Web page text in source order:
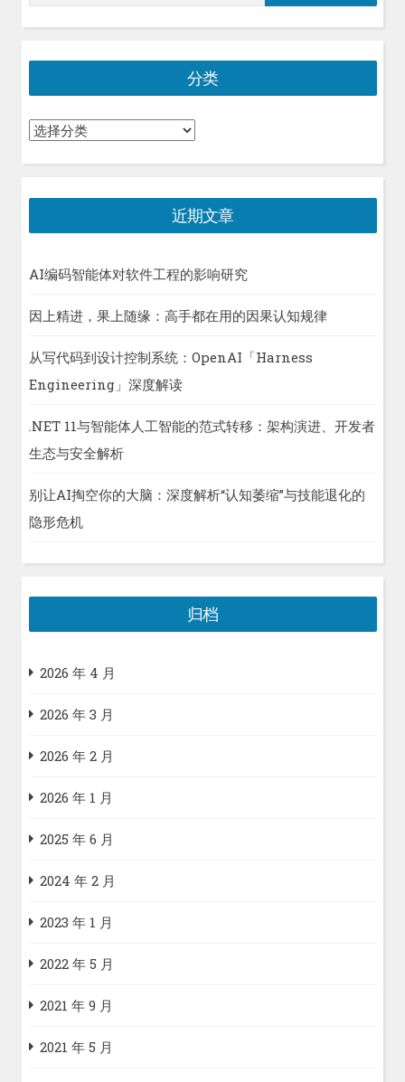
索：
分类
分
近期文章
AI编码智能体对软件工程的影响研究
因上精进，果上随缘：高手都在用的因果认知规律
从写代码到设计控制系统：OpenAI「Harness
Engineering」深度解读
.NET 11与智能体人工智能的范式转移：架构演进、开发者
生态与安全解析
别让AI掏空你的大脑：深度解析“认知萎缩”与技能退化的
隐形危机
归档
2026 年 4 月
2026 年 3 月
2026 年 2 月
2026 年 1 月
2025 年 6 月
2024 年 2 月
2023 年 1 月
2022 年 5 月
2021 年 9 月
2021 年 5 月